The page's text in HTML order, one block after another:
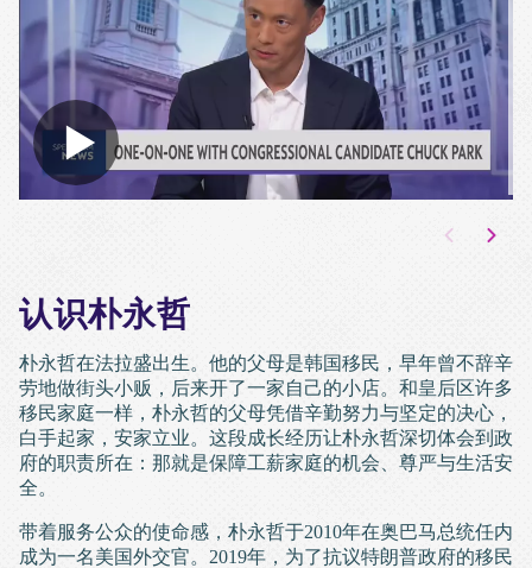
认识朴永哲
朴永哲在法拉盛出生。他的父母是韩国移民，早年曾不辞辛
劳地做街头小贩，后来开了一家自己的小店。和皇后区许多
移民家庭一样，朴永哲的父母凭借辛勤努力与坚定的决心，
白手起家，安家立业。这段成长经历让朴永哲深切体会到政
府的职责所在：那就是保障工薪家庭的机会、尊严与生活安
全。
带着服务公众的使命感，朴永哲于2010年在奥巴马总统任内
成为一名美国外交官。2019年，为了抗议特朗普政府的移民